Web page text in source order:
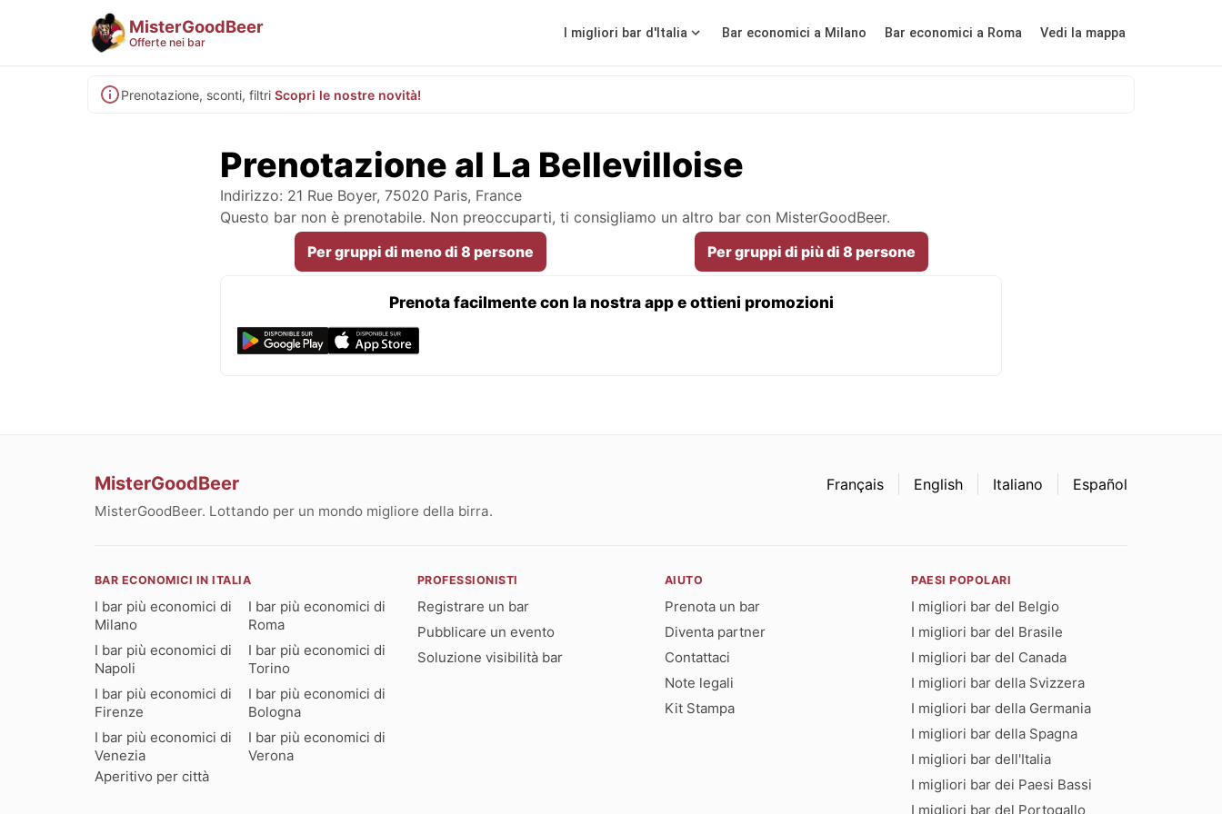
MisterGoodBeer
Offerte nei bar
I migliori bar d'Italia Bar economici a Milano Bar economici a Roma Vedi la mappa
Prenotazione, sconti, filtri Scopri le nostre novità!
Prenotazione al La Bellevilloise
Indirizzo: 21 Rue Boyer, 75020 Paris, France
Questo bar non è prenotabile. Non preoccuparti, ti consigliamo un altro bar con MisterGoodBeer.
Per gruppi di meno di 8 persone
Per gruppi di più di 8 persone
Prenota facilmente con la nostra app e ottieni promozioni
MisterGoodBeer
MisterGoodBeer. Lottando per un mondo migliore della birra.
Français English Italiano Español
BAR ECONOMICI IN ITALIA
I bar più economici di
Milano
I bar più economici di
Roma
I bar più economici di
Napoli
I bar più economici di
Torino
I bar più economici di
Firenze
I bar più economici di
Bologna
I bar più economici di
Venezia
I bar più economici di
Verona
Aperitivo per città
PROFESSIONISTI
Registrare un bar
Pubblicare un evento
Soluzione visibilità bar
AIUTO
Prenota un bar
Diventa partner
Contattaci
Note legali
Kit Stampa
PAESI POPOLARI
I migliori bar del Belgio
I migliori bar del Brasile
I migliori bar del Canada
I migliori bar della Svizzera
I migliori bar della Germania
I migliori bar della Spagna
I migliori bar dell'Italia
I migliori bar dei Paesi Bassi
I migliori bar del Portogallo